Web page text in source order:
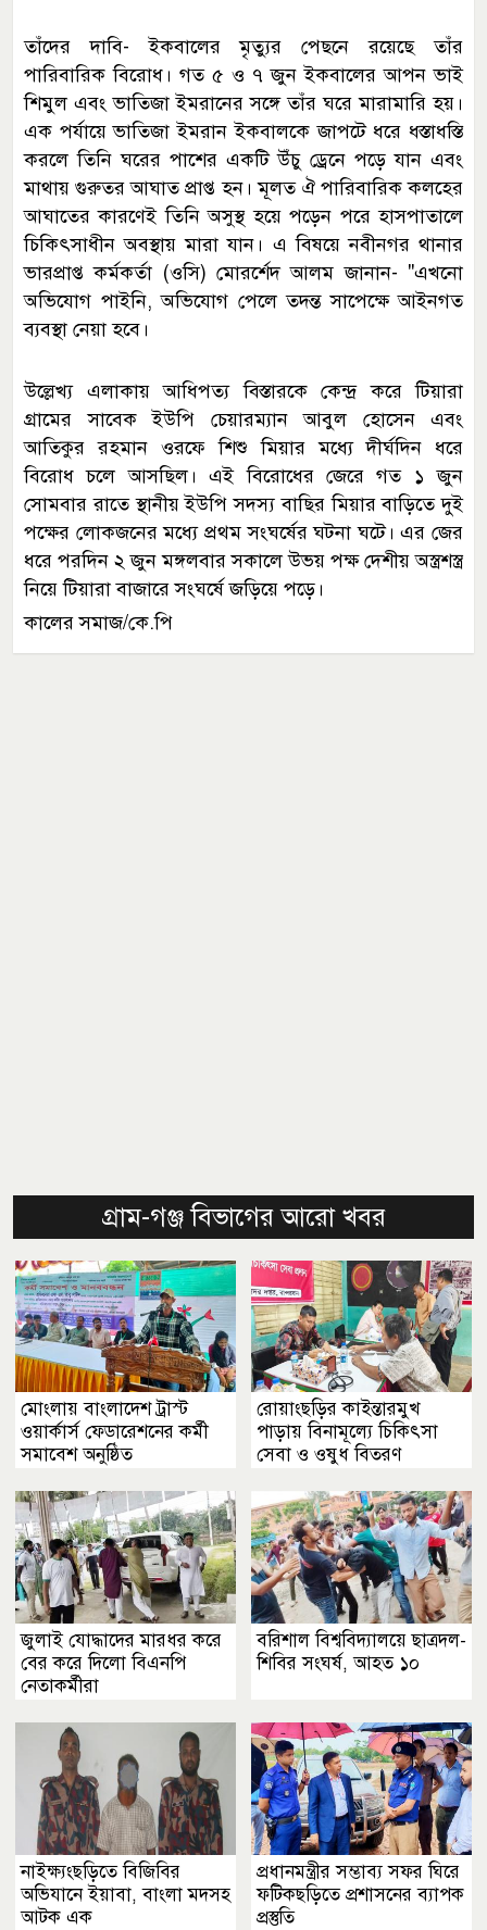
তাঁদের দাবি- ইকবালের মৃত্যুর পেছনে রয়েছে তাঁর
পারিবারিক বিরোধ। গত ৫ ও ৭ জুন ইকবালের আপন ভাই
শিমুল এবং ভাতিজা ইমরানের সঙ্গে তাঁর ঘরে মারামারি হয়।
এক পর্যায়ে ভাতিজা ইমরান ইকবালকে জাপটে ধরে ধস্তাধস্তি
করলে তিনি ঘরের পাশের একটি উঁচু ড্রেনে পড়ে যান এবং
মাথায় গুরুতর আঘাত প্রাপ্ত হন। মূলত ঐ পারিবারিক কলহের
আঘাতের কারণেই তিনি অসুস্থ হয়ে পড়েন পরে হাসপাতালে
চিকিৎসাধীন অবস্থায় মারা যান। এ বিষয়ে নবীনগর থানার
ভারপ্রাপ্ত কর্মকর্তা (ওসি) মোরর্শেদ আলম জানান- "এখনো
অভিযোগ পাইনি, অভিযোগ পেলে তদন্ত সাপেক্ষে আইনগত
ব্যবস্থা নেয়া হবে।
উল্লেখ্য এলাকায় আধিপত্য বিস্তারকে কেন্দ্র করে টিয়ারা
গ্রামের সাবেক ইউপি চেয়ারম্যান আবুল হোসেন এবং
আতিকুর রহমান ওরফে শিশু মিয়ার মধ্যে দীর্ঘদিন ধরে
বিরোধ চলে আসছিল। এই বিরোধের জেরে গত ১ জুন
সোমবার রাতে স্থানীয় ইউপি সদস্য বাছির মিয়ার বাড়িতে দুই
পক্ষের লোকজনের মধ্যে প্রথম সংঘর্ষের ঘটনা ঘটে। এর জের
ধরে পরদিন ২ জুন মঙ্গলবার সকালে উভয় পক্ষ দেশীয় অস্ত্রশস্ত্র
নিয়ে টিয়ারা বাজারে সংঘর্ষে জড়িয়ে পড়ে।
কালের সমাজ/কে.পি
গ্রাম-গঞ্জ বিভাগের আরো খবর
মোংলায় বাংলাদেশ ট্রাস্ট
ওয়ার্কার্স ফেডারেশনের কর্মী
সমাবেশ অনুষ্ঠিত
রোয়াংছড়ির কাইন্তারমুখ
পাড়ায় বিনামূল্যে চিকিৎসা
সেবা ও ওষুধ বিতরণ
জুলাই যোদ্ধাদের মারধর করে
বের করে দিলো বিএনপি
নেতাকর্মীরা
বরিশাল বিশ্ববিদ্যালয়ে ছাত্রদল-
শিবির সংঘর্ষ, আহত ১০
নাইক্ষ্যংছড়িতে বিজিবির
অভিযানে ইয়াবা, বাংলা মদসহ
আটক এক
প্রধানমন্ত্রীর সম্ভাব্য সফর ঘিরে
ফটিকছড়িতে প্রশাসনের ব্যাপক
প্রস্তুতি